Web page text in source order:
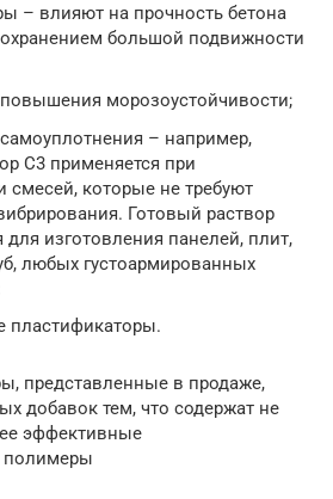
– влияют на прочность бетона
большой подвижности
морозоустойчивости;
– например,
С3 применяется при
смесей, которые не требуют
Готовый раствор
для изготовления панелей, плит,
любых густоармированных
пластификаторы.
представленные в продаже,
добавок тем, что содержат не
эффективные
полимеры